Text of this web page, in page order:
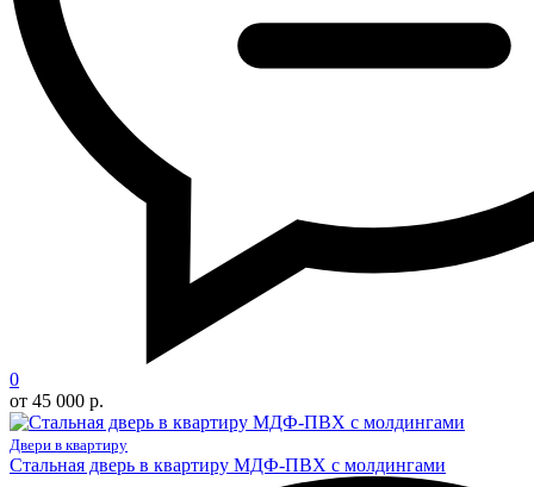
0
от 45 000 р.
Двери в квартиру
Стальная дверь в квартиру МДФ-ПВХ с молдингами